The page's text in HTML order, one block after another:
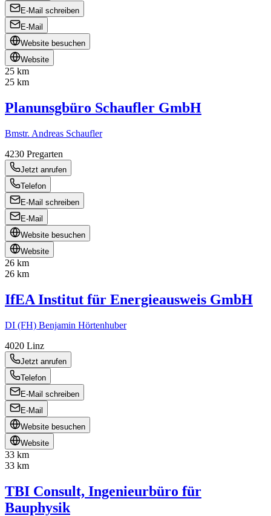
E-Mail schreiben
E-Mail
Website besuchen
Website
25 km
25 km
Planunsgbüro Schaufler GmbH
Bmstr. Andreas Schaufler
4230 Pregarten
Jetzt anrufen
Telefon
E-Mail schreiben
E-Mail
Website besuchen
Website
26 km
26 km
IfEA Institut für Energieausweis GmbH
DI (FH) Benjamin Hörtenhuber
4020 Linz
Jetzt anrufen
Telefon
E-Mail schreiben
E-Mail
Website besuchen
Website
33 km
33 km
TBI Consult, Ingenieurbüro für
Bauphysik